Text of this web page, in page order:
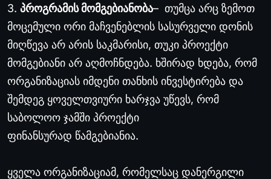
3. პროგრამის მომგებიანობა– თუმცა არც ზემოთ
მოცემული ორი მაჩვენებლის სასურველი დონის
მიღწევა არ არის საკმარისი, თუკი პროექტი
მომგებიანი არ აღმოჩნდება. ხშირად ხდება, რომ
ორგანიზაციას იმდენი თანხის ინვესტირება და
შემდეგ ყოველთვიური ხარჯვა უწევს, რომ
საბოლოო ჯამში პროექტი
ფინანსურად წამგებიანია.
ყველა ორგანიზაციამ, რომელსაც დანერგილი